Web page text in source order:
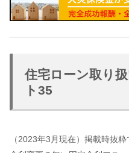
住宅ローン取り
ト35
（2023年3月現在）掲載時抜粋